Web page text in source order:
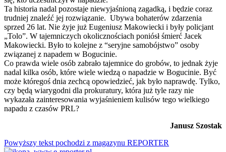
Ta historia nadal pozostaje niewyjaśnioną zagadką, i będzie coraz
trudniej znaleźć jej rozwiązanie. Ubywa bohaterów zdarzenia
sprzed 26 lat. Nie żyje już Eugeniusz Makowiecki i były policjant
„Tolo”. W tajemniczych okolicznościach poniósł śmierć Jacek
Makowiecki. Było to kolejne z “seryjne samobójstwo” osoby
związanej z napadem w Bogucinie.
Co prawda wiele osób zabrało tajemnice do grobów, to jednak żyje
nadal kilka osób, które wiele wiedzą o napadzie w Bogucinie. Być
może któregoś dnia zechcą opowiedzieć, jak było naprawdę. Tylko,
czy będą wiarygodni dla prokuratury, która już tyle razy nie
wykazała zainteresowania wyjaśnieniem kulisów tego wielkiego
napadu z czasów PRL?
Janusz Szostak
Powyższy tekst pochodzi z magazynu REPORTER